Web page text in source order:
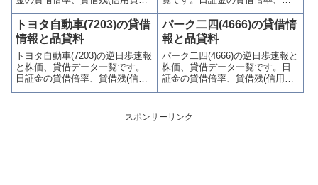
残、信用売残)、品貸料(逆日
歩)、東証の週末残高、規制(注意
喚起・申込停止)など、空売り関
連情報を集計し、図解でわかり
やすくまとめて掲載していま
す。
借残(信用買残、信用売残)、品貸
料(逆日歩)、東証の週末残高、規
制(注意喚起・申込停止)など、空
売り関連情報を集計し、図解で
わかりやすくまとめて掲載して
います。
トヨタ自動車(7203)の貸借
情報と品貸料
トヨタ自動車(7203)の逆日歩速報
と株価、貸借データ一覧です。
日証金の貸借倍率、貸借残(信用
買残、信用売残)、品貸料(逆日
喚起・申込停止)など、空売り関
連情報を集計し、図解でわかり
パーク二四(4666)の貸借情
報と品貸料
パーク二四(4666)の逆日歩速報と
株価、貸借データ一覧です。日
証金の貸借倍率、貸借残(信用買
残、信用売残)、品貸料(逆日
喚起・申込停止)など、空売り関
連情報を集計し、図解でわかり
スポンサーリンク